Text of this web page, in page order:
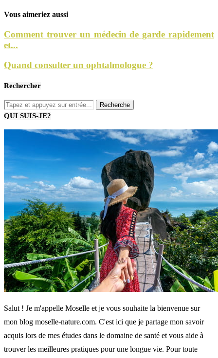
Vous aimeriez aussi
Comment trouver un médecin de garde rapidement
et...
Quand consulter un ophtalmologue ?
Rechercher
QUI SUIS-JE?
Salut ! Je m'appelle Moselle et je vous souhaite la bienvenue sur
mon blog moselle-nature.com. C'est ici que je partage mon savoir
acquis lors de mes études dans le domaine de santé et vous aide à
trouver les meilleures pratiques pour une longue vie. Pour toute